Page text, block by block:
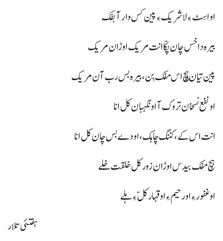
او اسِٹ ءِ لاشریک ءِ پین کس وار آ بفک
بیرہ داخس چان پکّا انت مریک اوڑان مریک
پین تیان ہِچ اس مفک بِن، بیرہ بس رب آن مریک
او نفع نسخان تروک آ او نگہبان کل انا
انت اس کے، کننگ چاہک، اودے بس چان کل انا
ہچ مفک بیدس اوڑان زور کل خلقت خلے
او غفور ءِ او رحیم ءِ او قہار کلّ ءِ ہلے
ہفتئی تلار